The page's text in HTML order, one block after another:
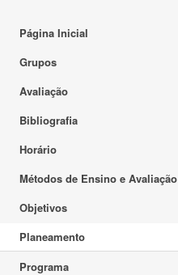
Página Inicial
Grupos
Avaliação
Bibliografia
Horário
Métodos de Ensino e Avaliação
Objetivos
Planeamento
Programa